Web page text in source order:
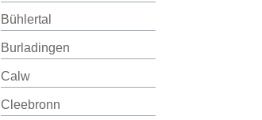
Bühlertal
Burladingen
Calw
Cleebronn